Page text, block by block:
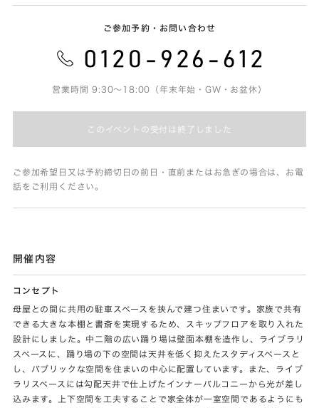
ご参加予約・お問い合わせ
営業時間 9:30～18:00（年末年始・GW・お盆休）
このイベントの受付は終了しました
ご参加希望日又は予約締切日の前日・直前またはお急ぎの場合は、お電
話をご利用ください。
開催内容
コンセプト
母屋との間に共用の駐車スペースを挟んで建つ住まいです。家族で共有
できる大きな本棚と書斎を実現するため、スキップフロアを取り入れた
設計にしました。中二階の広い踊り場は壁面本棚を造作し、ライブラリ
スペースに、踊り場の下の空間は天井を低く抑えたスタディスペースと
し、パブリックな空間を住まいの中心に配置しています。また、ライブ
ラリスペースには勾配天井で仕上げたインナーバルコニーから光が差し
込みます。上下空間を工夫することで家全体が一室空間であるようにも